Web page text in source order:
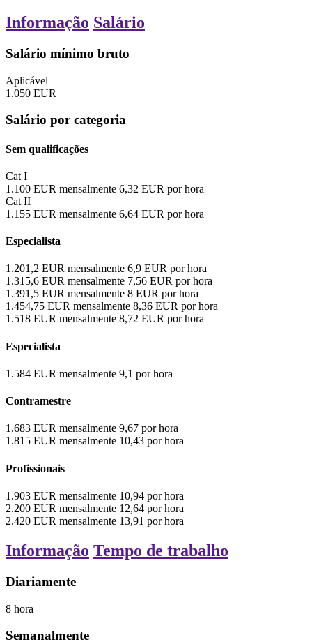
Informação Salário
Salário mínimo bruto
Aplicável
1.050 EUR
Salário por categoria
Sem qualificações
Cat I
1.100 EUR mensalmente 6,32 EUR por hora
Cat II
1.155 EUR mensalmente 6,64 EUR por hora
Especialista
1.201,2 EUR mensalmente 6,9 EUR por hora
1.315,6 EUR mensalmente 7,56 EUR por hora
1.391,5 EUR mensalmente 8 EUR por hora
1.454,75 EUR mensalmente 8,36 EUR por hora
1.518 EUR mensalmente 8,72 EUR por hora
Especialista
1.584 EUR mensalmente 9,1 por hora
Contramestre
1.683 EUR mensalmente 9,67 por hora
1.815 EUR mensalmente 10,43 por hora
Profissionais
1.903 EUR mensalmente 10,94 por hora
2.200 EUR mensalmente 12,64 por hora
2.420 EUR mensalmente 13,91 por hora
Informação Tempo de trabalho
Diariamente
8 hora
Semanalmente